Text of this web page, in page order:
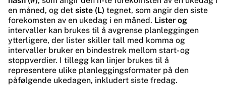
en måned, og det siste (L) tegnet, som angir den siste
forekomsten av en ukedag i en måned. Lister og
intervaller kan brukes til å avgrense planleggingen
ytterligere, der lister skiller tall med komma og
intervaller bruker en bindestrek mellom start- og
stoppverdier. I tillegg kan linjer brukes til å
representere ulike planleggingsformater på den
påfølgende ukedagen, inkludert siste fredag.